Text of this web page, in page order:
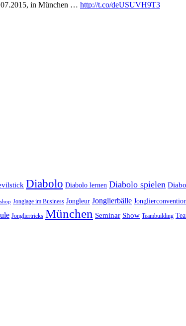
in München … http://t.co/deUSUVH9T3
Diabolo Diabolo lernen Diabolo spielen
Jonglage im Business Jongleur Jonglierbälle Jonglierconvention
Jongliertricks München Seminar Show Teambuilding